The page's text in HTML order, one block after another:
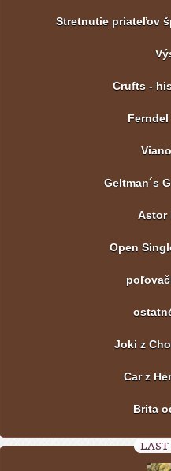
Stretnutie priateľov
Crufts -
Geltman´s
Astor
Open
Joki z
Car z
Brita
LAST